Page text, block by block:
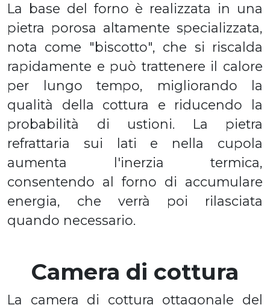
La base del forno è realizzata in una
pietra porosa altamente specializzata,
nota come "biscotto", che si riscalda
rapidamente e può trattenere il calore
per lungo tempo, migliorando la
qualità della cottura e riducendo la
probabilità di ustioni. La pietra
refrattaria sui lati e nella cupola
aumenta l'inerzia termica,
consentendo al forno di accumulare
energia, che verrà poi rilasciata
quando necessario.
Camera di cottura
La camera di cottura ottagonale del